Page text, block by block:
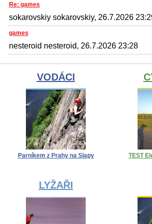
Re: games
sokarovskiy sokarovskiy, 26.7.2026
games
nesteroid nesteroid, 26.7.2026 23:28
VODÁCI
Parníkem z Prahy na Slapy TEST
LYŽAŘI